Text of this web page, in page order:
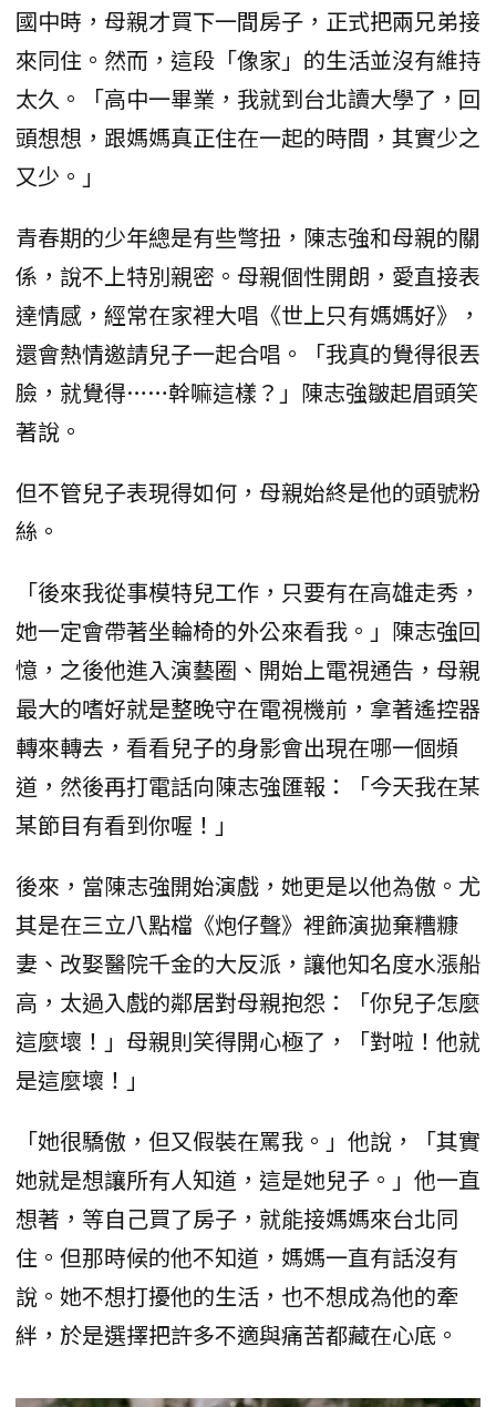
國中時，母親才買下一間房子，正式把兩兄弟接
來同住。然而，這段「像家」的生活並沒有維持
太久。「高中一畢業，我就到台北讀大學了，回
頭想想，跟媽媽真正住在一起的時間，其實少之
又少。」
青春期的少年總是有些彆扭，陳志強和母親的關
係，說不上特別親密。母親個性開朗，愛直接表
達情感，經常在家裡大唱《世上只有媽媽好》，
還會熱情邀請兒子一起合唱。「我真的覺得很丟
臉，就覺得……幹嘛這樣？」陳志強皺起眉頭笑
著說。
但不管兒子表現得如何，母親始終是他的頭號粉
絲。
「後來我從事模特兒工作，只要有在高雄走秀，
她一定會帶著坐輪椅的外公來看我。」陳志強回
憶，之後他進入演藝圈、開始上電視通告，母親
最大的嗜好就是整晚守在電視機前，拿著遙控器
轉來轉去，看看兒子的身影會出現在哪一個頻
道，然後再打電話向陳志強匯報：「今天我在某
某節目有看到你喔！」
後來，當陳志強開始演戲，她更是以他為傲。尤
其是在三立八點檔《炮仔聲》裡飾演拋棄糟糠
妻、改娶醫院千金的大反派，讓他知名度水漲船
高，太過入戲的鄰居對母親抱怨：「你兒子怎麼
這麼壞！」母親則笑得開心極了，「對啦！他就
是這麼壞！」
「她很驕傲，但又假裝在罵我。」他說，「其實
她就是想讓所有人知道，這是她兒子。」他一直
想著，等自己買了房子，就能接媽媽來台北同
住。但那時候的他不知道，媽媽一直有話沒有
說。她不想打擾他的生活，也不想成為他的牽
絆，於是選擇把許多不適與痛苦都藏在心底。